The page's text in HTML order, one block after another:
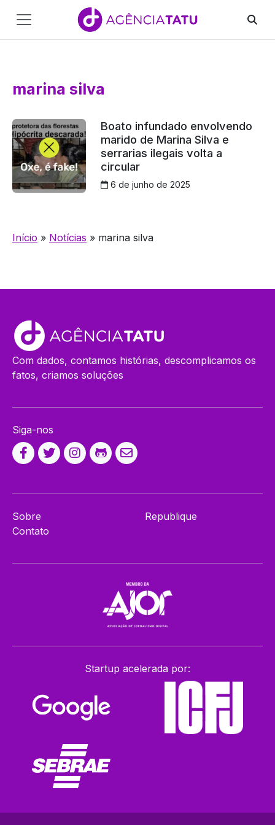
Main
Navigation
marina silva
Boato infundado envolvendo
marido de Marina Silva e
serrarias ilegais volta a
circular
6 de junho de 2025
Início » Notícias » marina silva
Com dados, contamos histórias, descomplicamos os
fatos, criamos soluções
Siga-nos
Sobre
Contato
Republique
Startup acelerada por: